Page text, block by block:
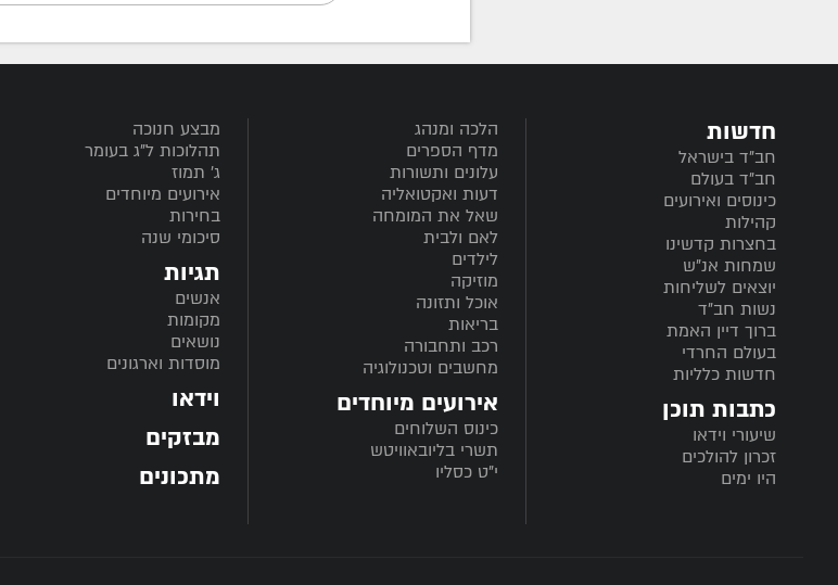
חדשות
חב”ד בישראל
חב”ד בעולם
כינוסים ואירועים
קהילות
בחצרות קדשינו
שמחות אנ"ש
יוצאים לשליחות
נשות חב"ד
ברוך דיין האמת
בעולם החרדי
חדשות כלליות
כתבות תוכן
שיעורי וידאו
זכרון להולכים
היו ימים
הלכה ומנהג
מדף הספרים
עלונים ותשורות
דעות ואקטואליה
שאל את המומחה
לאם ולבית
לילדים
מוזיקה
אוכל ותזונה
בריאות
רכב ותחבורה
מחשבים וטכנולוגיה
אירועים מיוחדים
כינוס השלוחים
תשרי בליובאוויטש
י"ט כסליו
מבצע חנוכה
תהלוכות ל"ג בעומר
ג' תמוז
אירועים מיוחדים
בחירות
סיכומי שנה
תגיות
אנשים
מקומות
נושאים
מוסדות וארגונים
וידאו
מבזקים
מתכונים